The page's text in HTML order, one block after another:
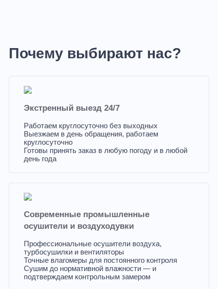
Почему выбирают нас?
Экстренный выезд 24/7
Работаем круглосуточно без выходных
Выезжаем в день обращения, работаем
круглосуточно
Готовы принять заказ в любую погоду и в любой
день года
Современные промышленные
осушители и воздуходувки
Профессиональные осушители воздуха,
турбосушилки и вентиляторы
Точные влагомеры для постоянного контроля
Сушим до нормативной влажности — и
подтверждаем контрольным замером